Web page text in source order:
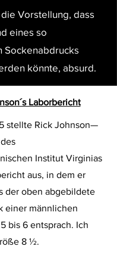
Vorstellung, dass
eines so
Sockenabdrucks
könnte, absurd.
Laborbericht
stellte Rick Johnson—
Institut Virginias
aus, in dem er
der oben abgebildete
einer männlichen
bis 6 entsprach. Ich
8 ½.